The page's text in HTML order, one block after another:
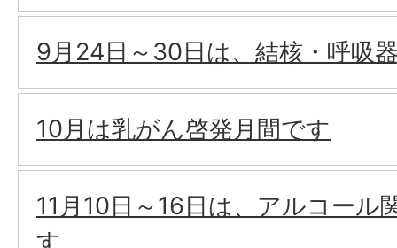
9月24日～30日は、結核・呼吸
10月は乳がん啓発月間です
11月10日～16日は、アルコール
す